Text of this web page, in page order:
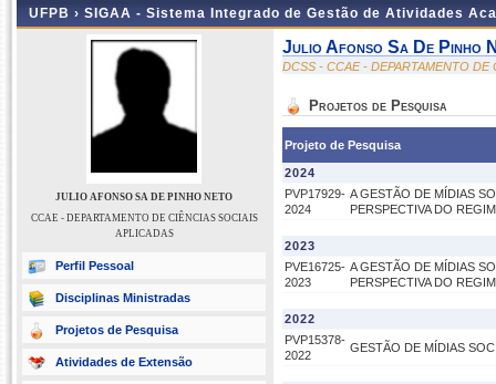
UFPB › SIGAA - Sistema Integrado de Gestão de Atividades
JULIO AFONSO SA DE PINHO NETO
CCAE - DEPARTAMENTO DE CIÊNCIAS SOCIAIS
APLICADAS
Perfil Pessoal
Disciplinas Ministradas
Projetos de Pesquisa
Atividades de Extensão
Julio Afonso Sa De Pinho
DCSS - CCAE - DEPARTAMENTO DE
Projetos de Pesquisa
Projeto de Pesquisa
2024
PVP17929-
2024
A GESTÃO DE MÍDIAS
PERSPECTIVA DO
2023
PVE16725-
2023
A GESTÃO DE MÍDIAS
PERSPECTIVA DO
2022
PVP15378-
2022
GESTÃO DE MÍDIAS